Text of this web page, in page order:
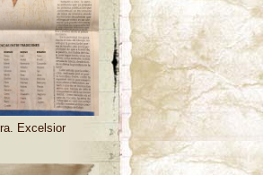
Excelsior